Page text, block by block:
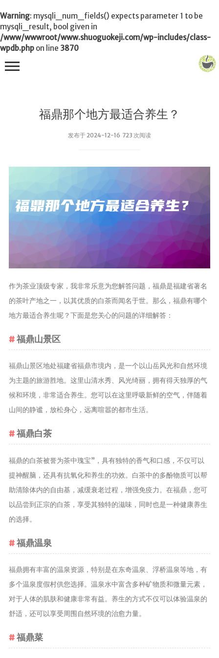
Warning: mysqli_num_fields() expects parameter 1 to be
mysqli_result, bool given in
/www/wwwroot/www.shuoguokeji.com/wp-includes/class-
wpdb.php on line 3870
福鼎那个地方最适合养生？
发布于 2024-12-16 723 次阅读
作为茶业顶级专家，我非常乐意为您解答问题，福鼎是福建省著名
的茶叶产地之一，以其优质的白茶而闻名于世。那么，福鼎有哪个
地方最适合养生呢？下面是您关心的问题的详细解答：
福鼎山景区
福鼎山景区地处福建省福鼎市境内，是一个以山岳风光和自然环境
为主题的旅游胜地。这里山清水秀、风光绮丽，拥有得天独厚的气
候和环境，非常适合养生。您可以在这里呼吸新鲜的空气，伴随着
山间的静谧，放松身心，远离喧嚣的都市生活。
福鼎白茶
福鼎的白茶被誉为茶中瑰宝”，具有独特的香气和口感，不仅可以
提神醒脑，还具有抗氧化和养生的功效。白茶中的多酚物质可以帮
助清除体内的自由基，减缓衰老过程，增强免疫力。在福鼎，您可
以品尝到正宗的白茶，享受其独特的滋味，同时也是一种健康养生
的选择。
福鼎温泉
福鼎拥有丰富的温泉资源，特别是在东奇温泉、浮桥温泉等地，有
多个温泉度假村供您选择。温泉水中富含多种矿物质和微量元素，
对于人体的肌肤和健康非常有益。养生的方式不仅可以体验温泉的
舒适，还可以享受周围自然环境的治愈力量。
福鼎菜
首页
茶品
茶叶品种和
茶叶生产和
值和功效
茶文化
茶叶教育
茶叶鉴赏
茶艺
茶器